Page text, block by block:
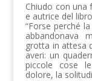
Chiudo con una
e autrice del
“Forse perché
abbandonava
grotta in attesa
averi: un
piccole cose
dolore, la